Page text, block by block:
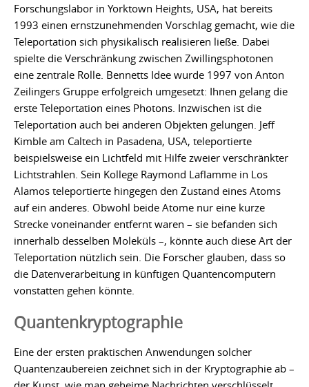
Forschungslabor in Yorktown Heights, USA, hat bereits
1993 einen ernstzunehmenden Vorschlag gemacht, wie die
Teleportation sich physikalisch realisieren ließe. Dabei
spielte die Verschränkung zwischen Zwillingsphotonen
eine zentrale Rolle. Bennetts Idee wurde 1997 von Anton
Zeilingers Gruppe erfolgreich umgesetzt: Ihnen gelang die
erste Teleportation eines Photons. Inzwischen ist die
Teleportation auch bei anderen Objekten gelungen. Jeff
Kimble am Caltech in Pasadena, USA, teleportierte
beispielsweise ein Lichtfeld mit Hilfe zweier verschränkter
Lichtstrahlen. Sein Kollege Raymond Laflamme in Los
Alamos teleportierte hingegen den Zustand eines Atoms
auf ein anderes. Obwohl beide Atome nur eine kurze
Strecke voneinander entfernt waren – sie befanden sich
innerhalb desselben Moleküls –, könnte auch diese Art der
Teleportation nützlich sein. Die Forscher glauben, dass so
die Datenverarbeitung in künftigen Quantencomputern
vonstatten gehen könnte.
Quantenkryptographie
Eine der ersten praktischen Anwendungen solcher
Quantenzaubereien zeichnet sich in der Kryptographie ab –